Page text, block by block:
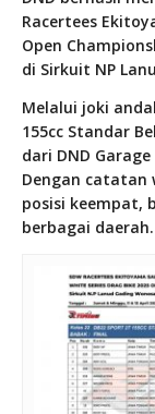
Racertees
Open
di Sirkuit NP
Melalui joki
155cc Standar
dari DND
Dengan catatan
posisi keempat,
berbagai daerah.